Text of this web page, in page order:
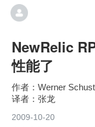
NewRelic
性能了
Werner
张龙
2009-10-20